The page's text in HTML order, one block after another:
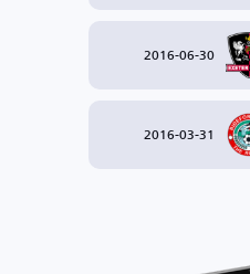
2016-06-30
2016-03-31